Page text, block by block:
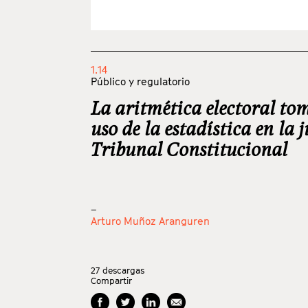
1.14
Público y regulatorio
La aritmética electoral
uso de la estadística en la
Tribunal Constitucional
_
Arturo Muñoz Aranguren
27 descargas
Compartir